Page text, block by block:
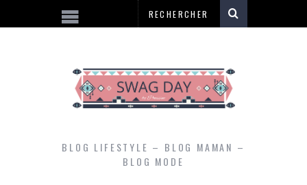
BLOG LIFESTYLE – BLOG MAMAN –
BLOG MODE